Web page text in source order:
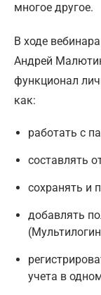
многое другое.
В ходе
Андрей
функционал
как:
работать с
составлять
сохранять и
добавлять
учета в